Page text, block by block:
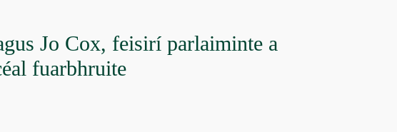
Jo Cox, feisirí parlaiminte a
fuarbhruite